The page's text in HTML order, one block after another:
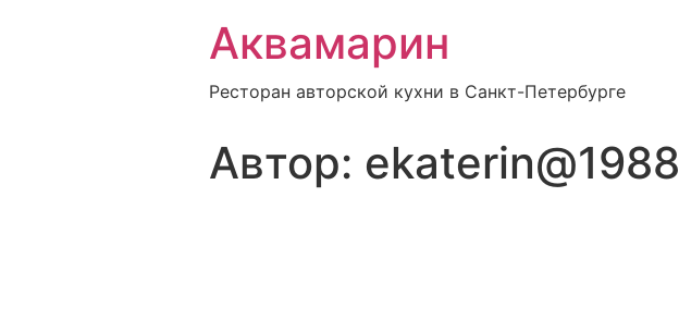
Аквамарин
Ресторан авторской кухни в Санкт-Петербурге
Автор: ekaterin@1988